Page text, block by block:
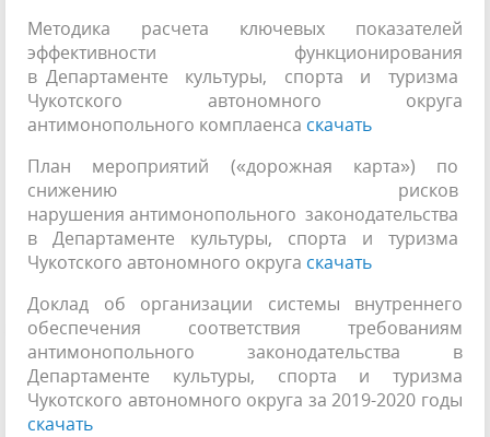
Методика расчета ключевых показателей
эффективности функционирования
в Департаменте культуры, спорта и туризма
Чукотского автономного округа
антимонопольного комплаенса скачать
План мероприятий («дорожная карта») по
снижению рисков
нарушения антимонопольного законодательства
в Департаменте культуры, спорта и туризма
Чукотского автономного округа скачать
Доклад об организации системы внутреннего
обеспечения соответствия требованиям
антимонопольного законодательства в
Департаменте культуры, спорта и туризма
Чукотского автономного округа за 2019-2020 годы
скачать